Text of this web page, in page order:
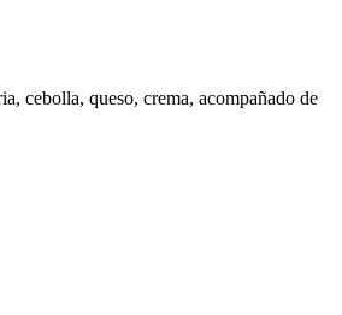
cebolla, queso, crema, acompañado de